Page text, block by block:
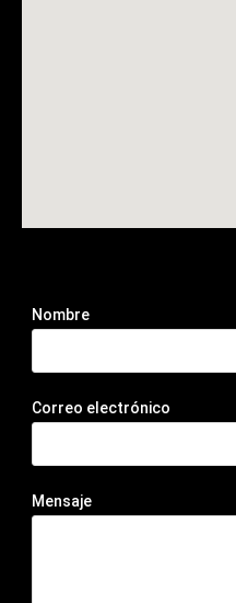
Nombre
Correo electrónico
Mensaje